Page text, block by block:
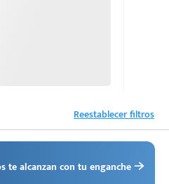
Reestablecer filtros
te alcanzan con tu enganche